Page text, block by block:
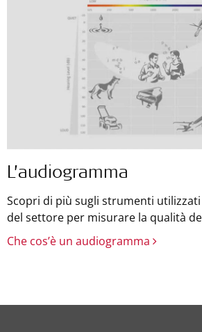
L’audiogramma
Scopri di più sugli strumenti
del settore per misurare la qualità
Che cos’è un audiogramma